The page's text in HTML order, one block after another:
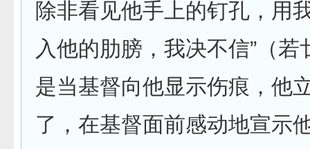
除非看见他手上的钉孔，用
入他的肋膀，我决不信”（若
是当基督向他显示伤痕，他
了，在基督面前感动地宣示